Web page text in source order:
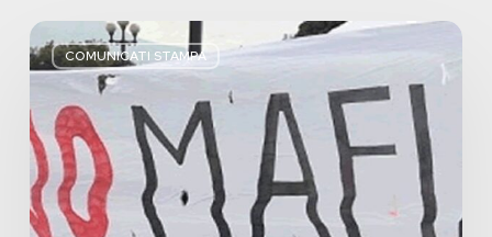
COMUNICATI STAMPA
Basta
bugie,
Regione
Lombardia
pratica
l’antimafia
solo
a
parole